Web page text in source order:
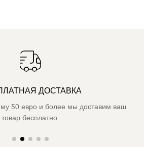
ДОСТАВКА
50 евро и более мы доставим ваш
товар бесплатно.